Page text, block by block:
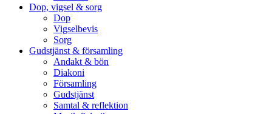
Dop, vigsel & sorg
Dop
Vigselbevis
Sorg
Gudstjänst & församling
Andakt & bön
Diakoni
Församling
Gudstjänst
Samtal & reflektion